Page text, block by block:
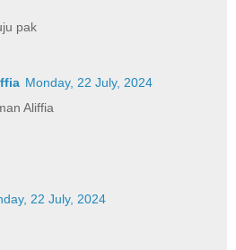
pak
Monday, 22 July, 2024
Aliffia
22 July, 2024